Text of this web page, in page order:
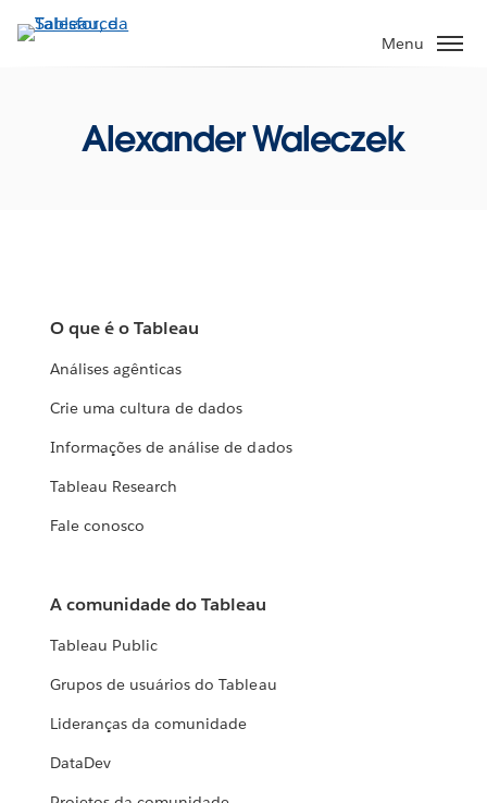
Pular
para
Menu
Alexander Waleczek
O que é o Tableau
Análises agênticas
Crie uma cultura de dados
Informações de análise de dados
Tableau Research
Fale conosco
A comunidade do Tableau
Tableau Public
Grupos de usuários do Tableau
Lideranças da comunidade
DataDev